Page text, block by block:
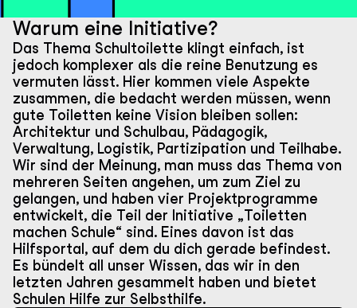
Warum eine Initiative?
Das Thema Schultoilette klingt einfach, ist
jedoch komplexer als die reine Benutzung es
vermuten lässt. Hier kommen viele Aspekte
zusammen, die bedacht werden müssen, wenn
gute Toiletten keine Vision bleiben sollen:
Architektur und Schulbau, Pädagogik,
Verwaltung, Logistik, Partizipation und Teilhabe.
Wir sind der Meinung, man muss das Thema von
mehreren Seiten angehen, um zum Ziel zu
gelangen, und haben vier Projektprogramme
entwickelt, die Teil der Initiative „Toiletten
machen Schule“ sind. Eines davon ist das
Hilfsportal, auf dem du dich gerade befindest.
Es bündelt all unser Wissen, das wir in den
letzten Jahren gesammelt haben und bietet
Schulen Hilfe zur Selbsthilfe.